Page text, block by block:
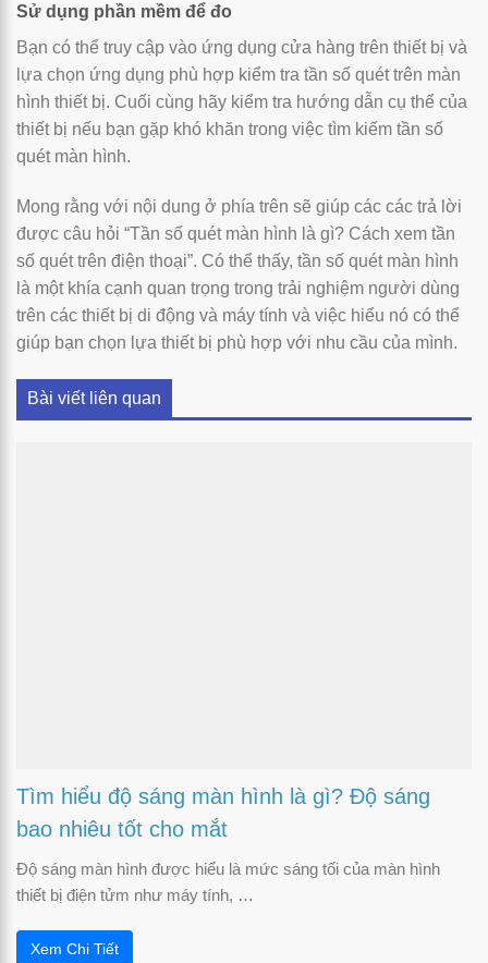
Sử dụng phần mềm để đo
Bạn có thể truy cập vào ứng dụng cửa hàng trên thiết bị và
lựa chọn ứng dụng phù hợp kiểm tra tần số quét trên màn
hình thiết bị. Cuối cùng hãy kiểm tra hướng dẫn cụ thể của
thiết bị nếu bạn gặp khó khăn trong việc tìm kiếm tần số
quét màn hình.
Mong rằng với nội dung ở phía trên sẽ giúp các các trả lời
được câu hỏi “Tần số quét màn hình là gì? Cách xem tần
số quét trên điện thoại”. Có thể thấy, tần số quét màn hình
là một khía cạnh quan trọng trong trải nghiệm người dùng
trên các thiết bị di động và máy tính và việc hiểu nó có thể
giúp bạn chọn lựa thiết bị phù hợp với nhu cầu của mình.
Bài viết liên quan
Tìm hiểu độ sáng màn hình là gì? Độ sáng
bao nhiêu tốt cho mắt
Độ sáng màn hình được hiểu là mức sáng tối của màn hình
thiết bị điện tửm như máy tính, …
Xem Chi Tiết